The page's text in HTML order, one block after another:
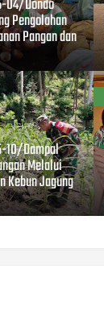
04/Dondo
Pengolahan
Pangan dan
10/Dampal
Melalui
Kebun Jagung